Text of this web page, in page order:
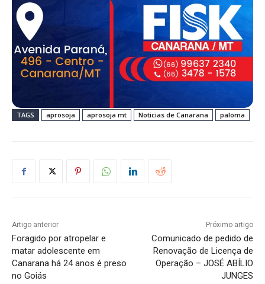
TAGS aprosoja aprosoja mt Noticias de Canarana paloma
Artigo anterior
Foragido por atropelar e
matar adolescente em
Canarana há 24 anos é preso
no Goiás
Próximo artigo
Comunicado de pedido de
Renovação de Licença de
Operação – JOSÉ ABÍLIO
JUNGES